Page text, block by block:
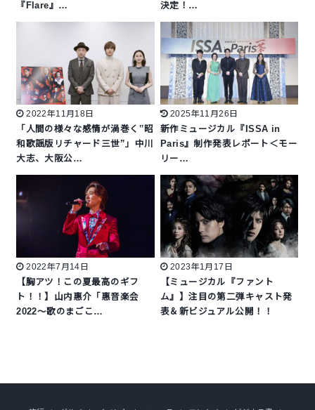
『Flare』…
決定！…
2022年11月18日
「人間の様々な感情が渦巻く‟昭
和歌謡版リチャード三世”」中川
大志、大阪公…
2025年11月26日
新作ミュージカル『ISSA in
Paris』制作発表レポート＜モー
リー…
2022年7月14日
【胸アツ！この夏最高のギフ
ト！！】山内惠介「惠音楽会
2022〜歌のまごこ…
2023年1月17日
【ミュージカル『ファント
ム』】注目の第二弾キャスト発
表＆新ビジュアル公開！！